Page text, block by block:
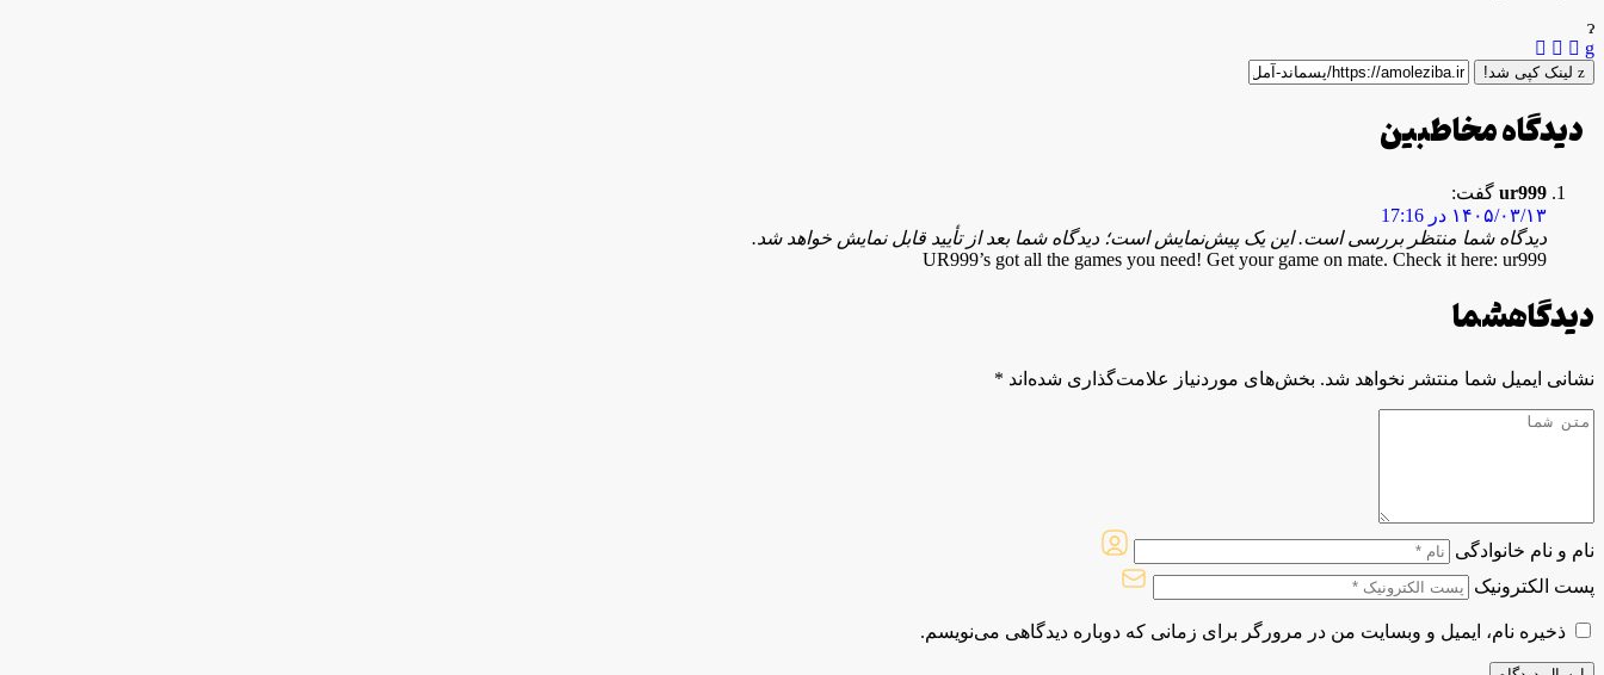
لینک کپی شد!
دیدگاه مخاطبین
ur999 گفت:
۱۴۰۵/۰۳/۱۳ در 17:16
دیدگاه شما منتظر بررسی است. این یک پیش‌نمایش است؛ دیدگاه شما بعد از تأیید قابل نمایش خواهد شد.
UR999’s got all the games you need! Get your game on mate. Check it here: ur999
دیدگاهشما
نشانی ایمیل شما منتشر نخواهد شد. بخش‌های موردنیاز علامت‌گذاری شده‌اند *
نام و نام خانوادگی
پست الکترونیک
ذخیره نام، ایمیل و وبسایت من در مرورگر برای زمانی که دوباره دیدگاهی می‌نویسم.